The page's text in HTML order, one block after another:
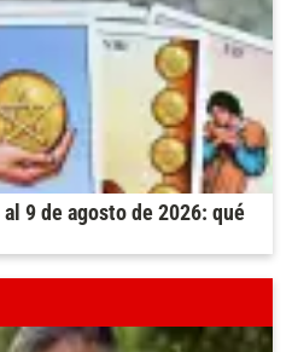
9 de agosto de 2026: qué